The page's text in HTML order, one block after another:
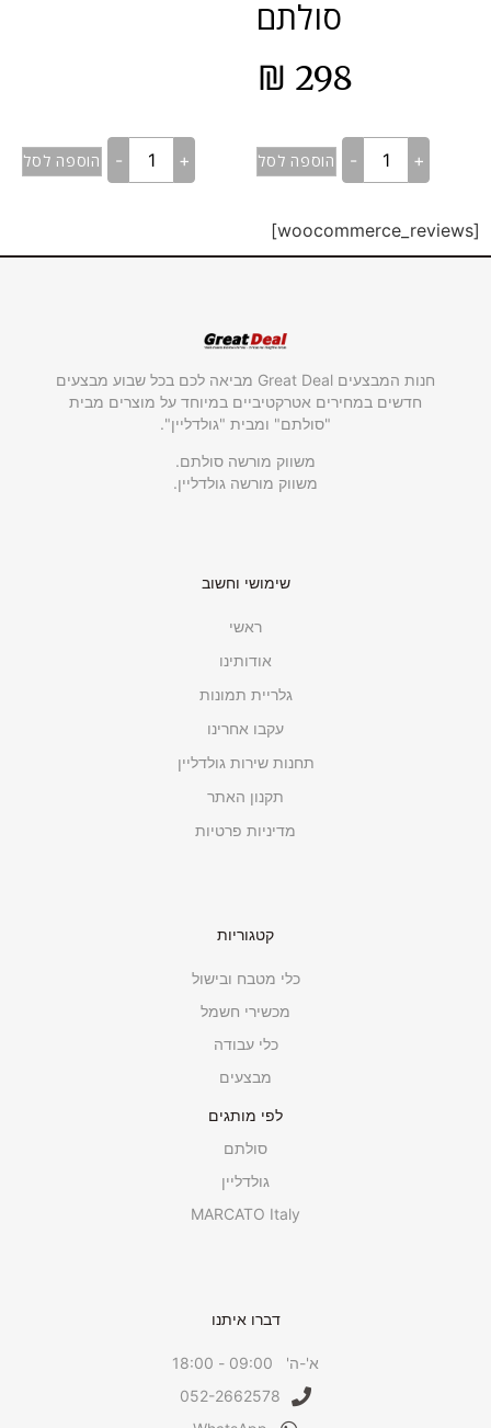
סולתם
298
₪
+
- הוספה לסל +
- הוספה לסל
[woocommerce_reviews]
חנות המבצעים Great Deal מביאה לכם בכל שבוע מבצעים
חדשים במחירים אטרקטיביים במיוחד על מוצרים מבית
"סולתם" ומבית "גולדליין".
משווק מורשה סולתם.
משווק מורשה גולדליין.
שימושי וחשוב
ראשי
אודותינו
גלריית תמונות
עקבו אחרינו
תחנות שירות גולדליין
תקנון האתר
מדיניות פרטיות
קטגוריות
כלי מטבח ובישול
מכשירי חשמל
כלי עבודה
מבצעים
לפי מותגים
סולתם
גולדליין
MARCATO Italy
דברו איתנו
א'-ה' 09:00 - 18:00
052-2662578